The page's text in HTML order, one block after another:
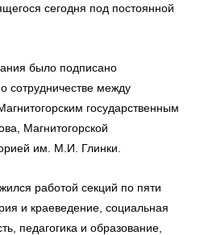
сегодня под постоянной
было подписано
сотрудничестве между
государственным
Магнитогорской
им. М.И. Глинки.
работой секций по пяти
и краеведение, социальная
педагогика и образование,